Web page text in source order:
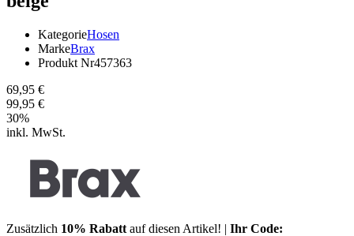
KategorieHosen
MarkeBrax
Produkt Nr457363
69,95 €
99,95 €
30%
inkl. MwSt.
Zusätzlich 10% Rabatt auf diesen Artikel! | Ihr Code: